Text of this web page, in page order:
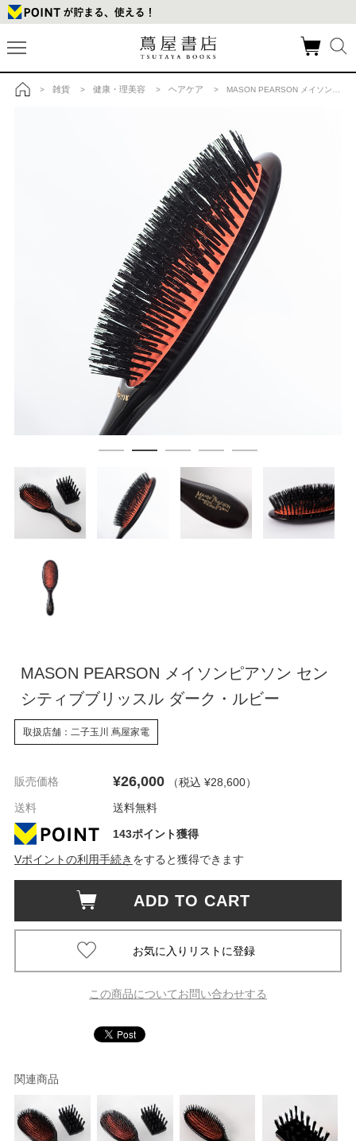
> 雑貨 > 健康・理美容 > ヘアケア > MASON PEARSON メイソンピアソン センシティブブリッスル ダーク・ルビーの商品詳細
MASON PEARSON メイソンピアソン セン
シティブブリッスル ダーク・ルビー
取扱店舗：二子玉川 蔦屋家電
販売価格 ¥26,000 （税込 ¥28,600）
送料
送料無料
143ポイント獲得
Vポイントの利用手続き をすると獲得できます
ADD TO CART
この商品についてお問い合わせする
関連商品